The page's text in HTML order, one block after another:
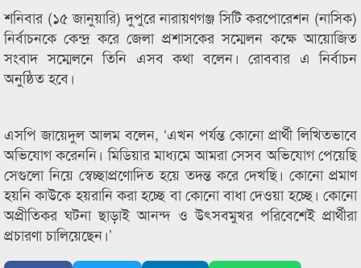
শনিবার (১৫ জানুয়ারি) দুপুরে নারায়ণগঞ্জ সিটি করপোরেশন (নাসিক)
নির্বাচনকে কেন্দ্র করে জেলা প্রশাসকের সম্মেলন কক্ষে আয়োজিত
সংবাদ সম্মেলনে তিনি এসব কথা বলেন। রোববার এ নির্বাচন
অনুষ্ঠিত হবে।
এসপি জায়েদুল আলম বলেন, ‘এখন পর্যন্ত কোনো প্রার্থী লিখিতভাবে
অভিযোগ করেননি। মিডিয়ার মাধ্যমে আমরা সেসব অভিযোগ পেয়েছি
সেগুলো নিয়ে স্বেচ্ছাপ্রণোদিত হয়ে তদন্ত করে দেখছি। কোনো প্রমাণ
হয়নি কাউকে হয়রানি করা হচ্ছে বা কোনো বাধা দেওয়া হচ্ছে। কোনো
অপ্রীতিকর ঘটনা ছাড়াই আনন্দ ও উৎসবমুখর পরিবেশেই প্রার্থীরা
প্রচারণা চালিয়েছেন।’